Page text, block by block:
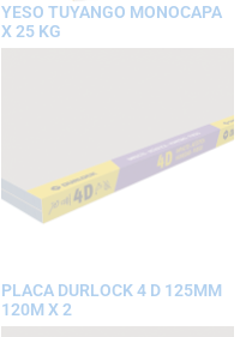
YESO TUYANGO MONOCAPA
X 25 KG
PLACA DURLOCK 4 D 125MM
120M X 2